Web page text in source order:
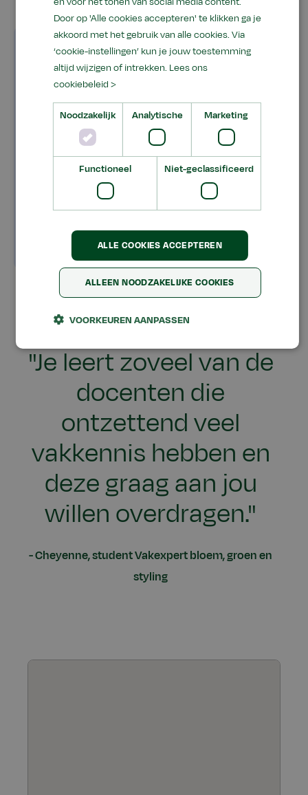
Handige informatie
MBO Velp
Welke niveaus kun je in Velp
volgen?
Welke leerweg past bij jou?
"Je leert zoveel van de
docenten die
ontzettend veel
vakkennis hebben en
deze graag aan jou
willen overdragen."
Cheyenne, student Vakexpert bloem, groen en
styling
Door op 'Alle cookies accepteren' te klikken ga je
akkoord met het gebruik van alle cookies. Via
‘cookie-instellingen’ kun je jouw toestemming
altijd wijzigen of intrekken. Lees ons
cookiebeleid >
Noodzakelijk Analytische Marketing
Functioneel Niet-geclassificeerd
ALLE COOKIES ACCEPTEREN
ALLEEN NOODZAKELIJKE COOKIES
VOORKEUREN AANPASSEN